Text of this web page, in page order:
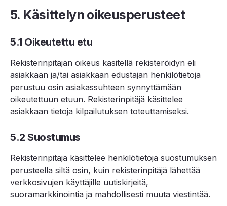
5. Käsittelyn oikeusperusteet
5.1 Oikeutettu etu
Rekisterinpitäjän oikeus käsitellä rekisteröidyn eli
asiakkaan ja/tai asiakkaan edustajan henkilötietoja
perustuu osin asiakassuhteen synnyttämään
oikeutettuun etuun. Rekisterinpitäjä käsittelee
asiakkaan tietoja kilpailutuksen toteuttamiseksi.
5.2 Suostumus
Rekisterinpitäjä käsittelee henkilötietoja suostumuksen
perusteella siltä osin, kuin rekisterinpitäjä lähettää
verkkosivujen käyttäjille uutiskirjeitä,
suoramarkkinointia ja mahdollisesti muuta viestintää.